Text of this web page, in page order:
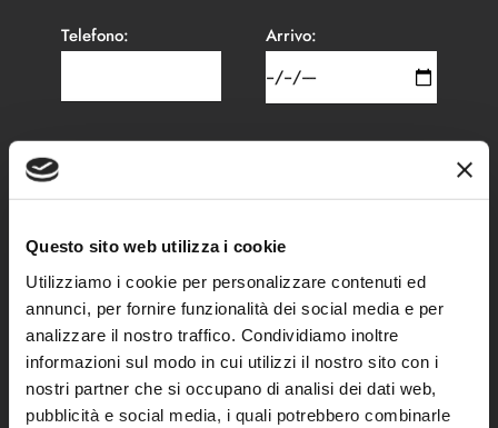
Questo sito web utilizza i cookie
Utilizziamo i cookie per personalizzare contenuti ed
annunci, per fornire funzionalità dei social media e per
analizzare il nostro traffico. Condividiamo inoltre
informazioni sul modo in cui utilizzi il nostro sito con i
nostri partner che si occupano di analisi dei dati web,
pubblicità e social media, i quali potrebbero combinarle
Telefono: Arrivo:
Adulti: Partenza:
Richieste: